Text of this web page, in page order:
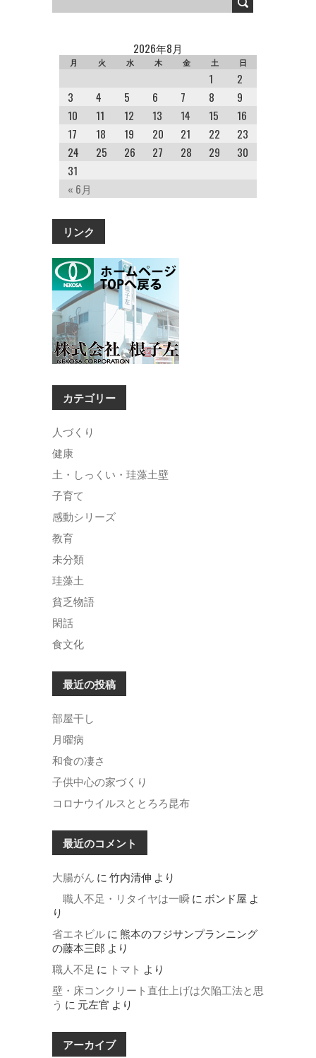
2026年8月
月 火 水 木 金 土 日
« 6月
1
2
3
4 5 6 7 8
9
10
11 12 13 14 15
16
17
18 19 20 21 22
23
24
25 26 27 28 29
30
31
リンク
カテゴリー
人づくり
健康
土・しっくい・珪藻土壁
子育て
感動シリーズ
教育
未分類
珪藻土
貧乏物語
閑話
食文化
最近の投稿
部屋干し
月曜病
和食の凄さ
子供中心の家づくり
コロナウイルスととろろ昆布
最近のコメント
大腸がん に 竹内清伸 より
職人不足・リタイヤは一瞬に ボンド屋 よ
り
省エネビルに 熊本のフジサンプランニング
の藤本三郎 より
職人不足 に トマト より
壁・床コンクリート直仕上げは欠陥工法と思
う に 元左官 より
アーカイブ
ア